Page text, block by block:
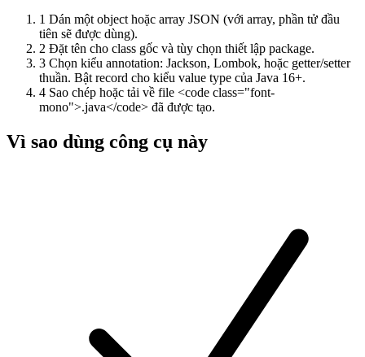
1 Dán một object hoặc array JSON (với array, phần tử đầu
tiên sẽ được dùng).
2 Đặt tên cho class gốc và tùy chọn thiết lập package.
3 Chọn kiểu annotation: Jackson, Lombok, hoặc getter/setter
thuần. Bật record cho kiểu value type của Java 16+.
4 Sao chép hoặc tải về file <code class="font-
mono">.java</code> đã được tạo.
Vì sao dùng công cụ này